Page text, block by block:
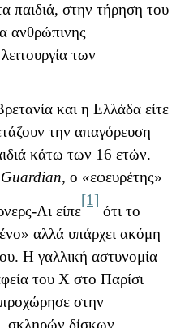
παιδιά, στην τήρηση του
ανθρώπινης
των
και η Ελλάδα είτε
την απαγόρευση
κάτω των 16 ετών.
Guardian, ο «εφευρέτης»
Λι είπε
[1]
ότι το
αλλά υπάρχει ακόμη
Η γαλλική αστυνομία
του X στο Παρίσι
στην
σκληρών δίσκων,